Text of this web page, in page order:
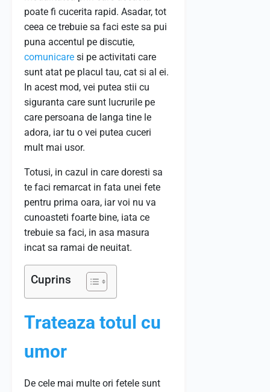
poate fi cucerita rapid. Asadar, tot
ceea ce trebuie sa faci este sa pui
puna accentul pe discutie,
comunicare si pe activitati care
sunt atat pe placul tau, cat si al ei.
In acest mod, vei putea stii cu
siguranta care sunt lucrurile pe
care persoana de langa tine le
adora, iar tu o vei putea cuceri
mult mai usor.
Totusi, in cazul in care doresti sa
te faci remarcat in fata unei fete
pentru prima oara, iar voi nu va
cunoasteti foarte bine, iata ce
trebuie sa faci, in asa masura
incat sa ramai de neuitat.
Cuprins
Trateaza totul cu
umor
De cele mai multe ori fetele sunt